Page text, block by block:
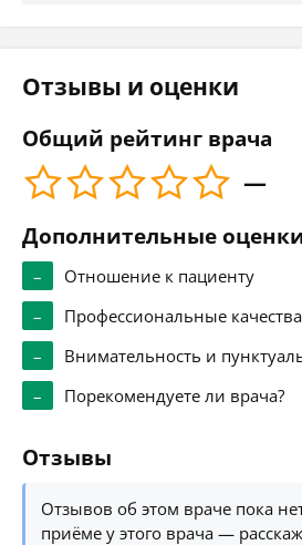
Отзывы и оценки
Общий рейтинг врача
—
Дополнительные
–
Отношение к пациенту
–
Профессиональные качества
–
Внимательность и
–
Порекомендуете ли врача?
Отзывы
Отзывов об этом враче пока
приёме у этого врача —